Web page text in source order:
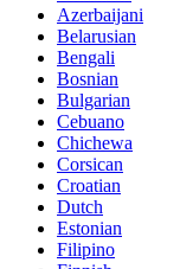
Azerbaijani
Belarusian
Bengali
Bosnian
Bulgarian
Cebuano
Chichewa
Corsican
Croatian
Dutch
Estonian
Filipino